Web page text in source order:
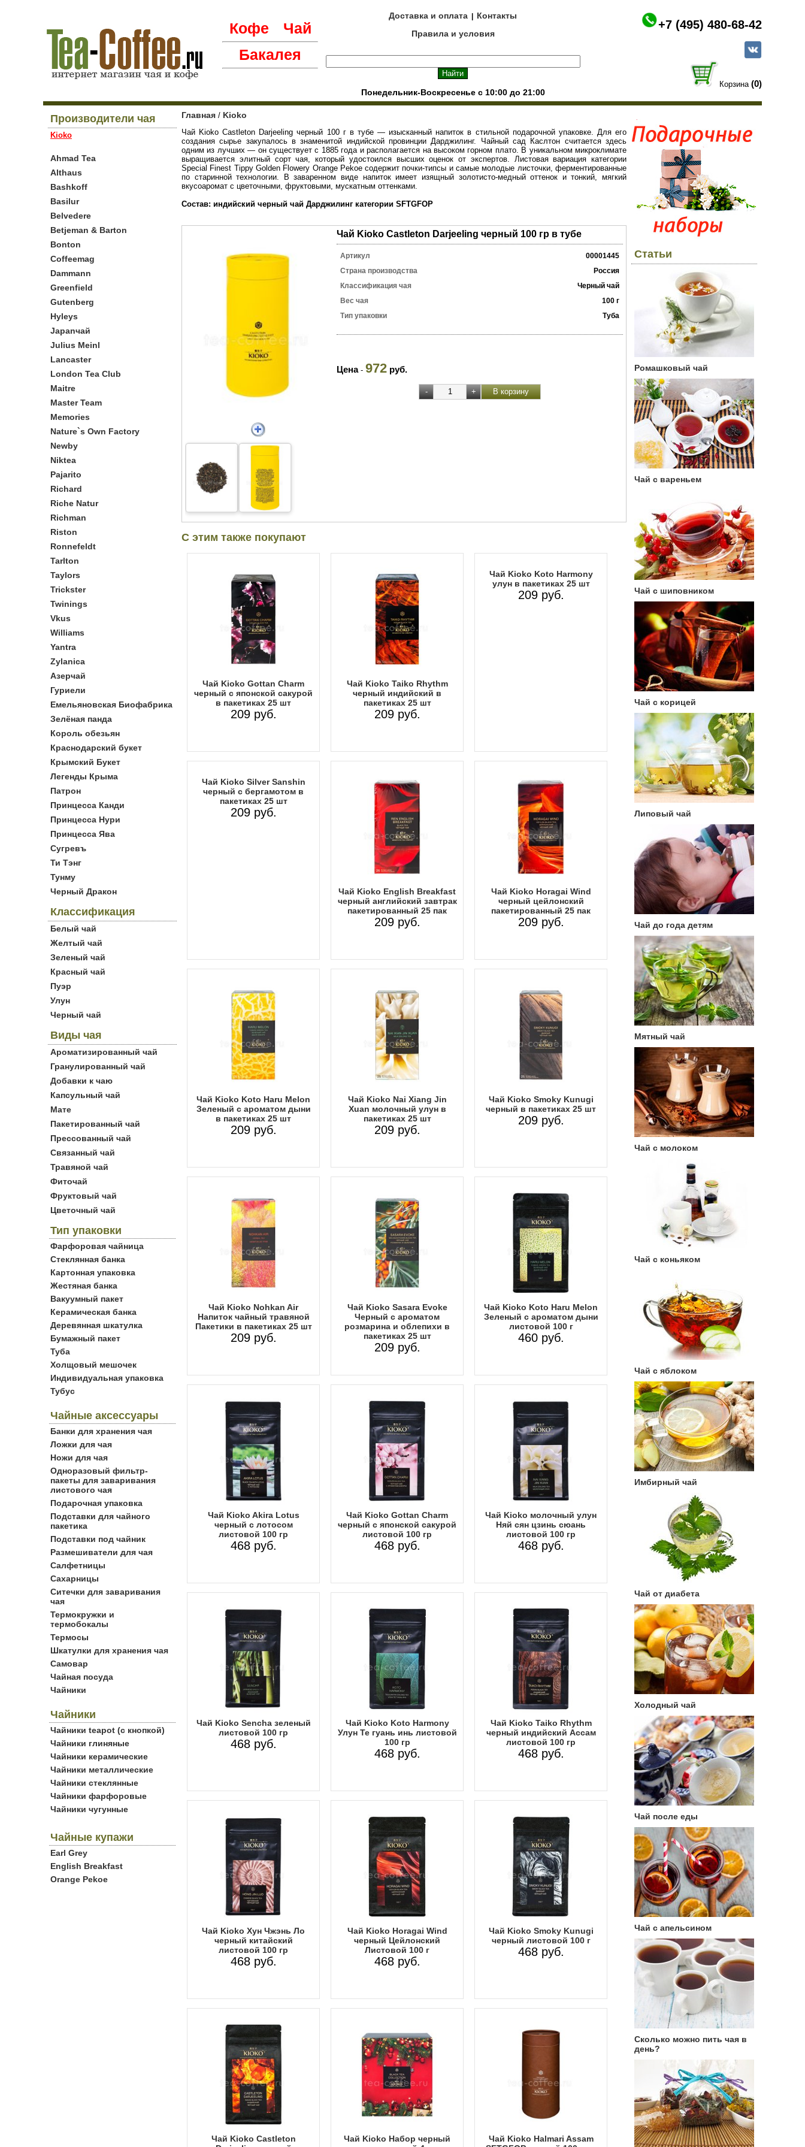
Кофе
Чай
Бакалея
Доставка и оплата
Контакты
Правила и условия
Понедельник-Воскресенье с 10:00 до 21:00
+7 (495) 480-68-42
Корзина (0)
Производители чая
Kioko
Ahmad Tea
Althaus
Bashkoff
Basilur
Belvedere
Betjeman & Barton
Bonton
Coffeemag
Dammann
Greenfield
Gutenberg
Hyleys
Japanчай
Julius Meinl
Lancaster
London Tea Club
Maitre
Master Team
Memories
Nature`s Own Factory
Newby
Niktea
Pajarito
Richard
Riche Natur
Richman
Riston
Ronnefeldt
Tarlton
Taylors
Trickster
Twinings
Vkus
Williams
Yantra
Zylanica
Азерчай
Гуриели
Емельяновская Биофабрика
Зелёная панда
Король обезьян
Краснодарский букет
Крымский Букет
Легенды Крыма
Патрон
Принцесса Канди
Принцесса Нури
Принцесса Ява
Сугревъ
Ти Тэнг
Тунму
Черный Дракон
Классификация
Белый чай
Желтый чай
Зеленый чай
Красный чай
Пуэр
Улун
Черный чай
Виды чая
Ароматизированный чай
Гранулированный чай
Добавки к чаю
Капсульный чай
Мате
Пакетированный чай
Прессованный чай
Связанный чай
Травяной чай
Фиточай
Фруктовый чай
Цветочный чай
Тип упаковки
Фарфоровая чайница
Стеклянная банка
Картонная упаковка
Жестяная банка
Вакуумный пакет
Керамическая банка
Деревянная шкатулка
Бумажный пакет
Туба
Холщовый мешочек
Индивидуальная упаковка
Тубус
Чайные аксессуары
Банки для хранения чая
Ложки для чая
Ножи для чая
Одноразовый фильтр-
пакеты для заваривания
листового чая
Подарочная упаковка
Подставки для чайного
пакетика
Подставки под чайник
Размешиватели для чая
Салфетницы
Сахарницы
Ситечки для заваривания
чая
Термокружки и
термобокалы
Термосы
Шкатулки для хранения чая
Самовар
Чайная посуда
Чайники
Чайники
Чайники teapot (с кнопкой)
Чайники глиняные
Чайники керамические
Чайники металлические
Чайники стеклянные
Чайники фарфоровые
Чайники чугунные
Чайные купажи
Earl Grey
English Breakfast
Orange Pekoe
Главная / Kioko
Чай Kioko Castleton Darjeeling черный 100 г в тубе — изысканный напиток в стильной подарочной упаковке. Для его
создания сырье закупалось в знаменитой индийской провинции Дарджилинг. Чайный сад Каслтон считается здесь
одним из лучших — он существует с 1885 года и располагается на высоком горном плато. В уникальном микроклимате
выращивается элитный сорт чая, который удостоился высших оценок от экспертов. Листовая вариация категории
Special Finest Tippy Golden Flowery Orange Pekoe содержит почки-типсы и самые молодые листочки, ферментированные
по старинной технологии. В заваренном виде напиток имеет изящный золотисто-медный оттенок и тонкий, мягкий
вкусоаромат с цветочными, фруктовыми, мускатным оттенками.
Состав: индийский черный чай Дарджилинг категории SFTGFOP
Чай Kioko Castleton Darjeeling черный 100 гр в тубе
Артикул
00001445
Страна производства
Россия
Классификация чая
Черный чай
Вес чая
100 г
Тип упаковки
Туба
Цена- 972 руб.
С этим также покупают
Чай Kioko Gottan Charm
черный с японской сакурой
в пакетиках 25 шт
209 руб.
Чай Kioko Taiko Rhythm
черный индийский в
пакетиках 25 шт
209 руб.
Чай Kioko Koto Harmony
улун в пакетиках 25 шт
209 руб.
Чай Kioko Silver Sanshin
черный с бергамотом в
пакетиках 25 шт
209 руб.
Чай Kioko English Breakfast
черный английский завтрак
пакетированный 25 пак
209 руб.
Чай Kioko Horagai Wind
черный цейлонский
пакетированный 25 пак
209 руб.
Чай Kioko Koto Haru Melon
Зеленый с ароматом дыни
в пакетиках 25 шт
209 руб.
Чай Kioko Nai Xiang Jin
Xuan молочный улун в
пакетиках 25 шт
209 руб.
Чай Kioko Smoky Kunugi
черный в пакетиках 25 шт
209 руб.
Чай Kioko Nohkan Air
Напиток чайный травяной
Пакетики в пакетиках 25 шт
209 руб.
Чай Kioko Sasara Evoke
Черный с ароматом
розмарина и облепихи в
пакетиках 25 шт
209 руб.
Чай Kioko Koto Haru Melon
Зеленый с ароматом дыни
листовой 100 г
460 руб.
Чай Kioko Akira Lotus
черный с лотосом
листовой 100 гр
468 руб.
Чай Kioko Gottan Charm
черный с японской сакурой
листовой 100 гр
468 руб.
Чай Kioko молочный улун
Няй сян цзинь сюань
листовой 100 гр
468 руб.
Чай Kioko Sencha зеленый
листовой 100 гр
468 руб.
Чай Kioko Koto Harmony
Улун Те гуань инь листовой
100 гр
468 руб.
Чай Kioko Taiko Rhythm
черный индийский Ассам
листовой 100 гр
468 руб.
Чай Kioko Хун Чжэнь Ло
черный китайский
листовой 100 гр
468 руб.
Чай Kioko Horagai Wind
черный Цейлонский
Листовой 100 г
468 руб.
Чай Kioko Smoky Kunugi
черный листовой 100 г
468 руб.
Чай Kioko Castleton
Чай Kioko Набор черный
Чай Kioko Halmari Assam
Статьи
Ромашковый чай
Чай с вареньем
Чай с шиповником
Чай с корицей
Липовый чай
Чай до года детям
Мятный чай
Чай с молоком
Чай с коньяком
Чай с яблоком
Имбирный чай
Чай от диабета
Холодный чай
Чай после еды
Чай с апельсином
Сколько можно пить чая в
день?